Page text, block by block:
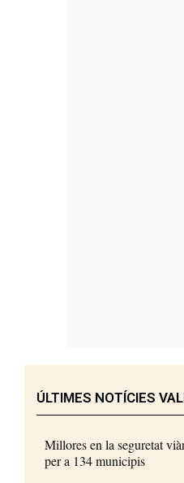
ÚLTIMES NOTÍCIES
Millores en la seguretat
per a 134 municipis